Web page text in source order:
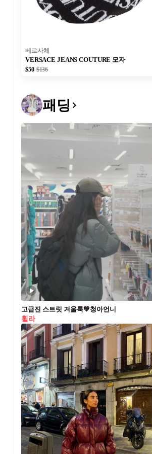
베르사체
VERSACE JEANS COUTURE 모자
$50 $136
패딩
고급진 스트릿 겨울룩💚청아언니
휠라